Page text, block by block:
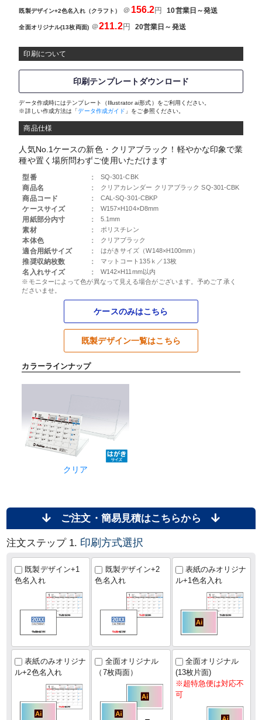
既製デザイン+2色名入れ（クラフト） ＠ 156.2円10営業日～発送
全面オリジナル(13枚両面) ＠211.2円 20営業日～発送
印刷について
印刷テンプレートダウンロード
データ作成時にはテンプレート（Illustrator ai形式）をご利用ください。
※詳しい作成方法は「データ作成ガイド 」をご参照ください。
商品仕様
人気No.1ケースの新色・クリアブラック！軽やかな印象で業
種や置く場所問わずご使用いただけます
型番 ： SQ-301-CBK
商品名 ： クリアカレンダー クリアブラック SQ-301-CBK
商品コード ： CAL-SQ-301-CBKP
ケースサイズ ： W157×H104×D8mm
用紙部分内寸 ： 5.1mm
素材 ： ポリスチレン
本体色 ： クリアブラック
適合用紙サイズ ： はがきサイズ（W148×H100mm）
推奨収納枚数 ： マットコート135ｋ／13枚
名入れサイズ ：
W142×H11mm以内
※モニターによって色が異なって見える場合がございます。予めご了承く
ださいませ。
ケースのみはこちら
既製デザイン一覧はこちら
カラーラインナップ
クリア
ご注文・簡易見積はこちらから
注文ステップ 1. 印刷方式選択
既製デザイン+1
色名入れ
既製デザイン+2
色名入れ
表紙のみオリジナ
ル+1色名入れ
表紙のみオリジナ
ル+2色名入れ
全面オリジナル
（7枚両面）
全面オリジナル
(13枚片面)
※超特急便は対応不
可